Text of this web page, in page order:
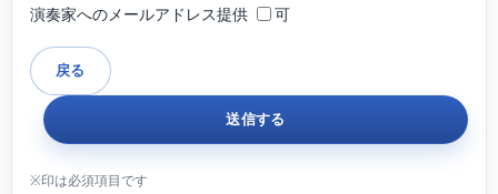
演奏家へのメールアドレス提供 可